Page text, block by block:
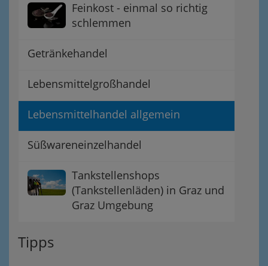
Feinkost - einmal so richtig
schlemmen
Getränkehandel
Lebensmittelgroßhandel
Lebensmittelhandel allgemein
Süßwareneinzelhandel
Tankstellenshops
(Tankstellenläden) in Graz und
Graz Umgebung
Tipps